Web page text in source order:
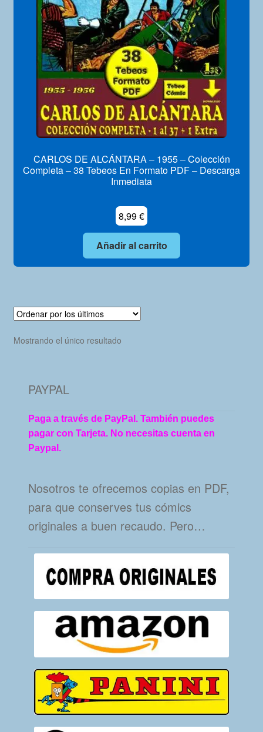
Mi Cuenta
CARLOS DE ALCÁNTARA – 1955 – Colección
Completa – 38 Tebeos En Formato PDF – Descarga
Inmediata
8,99€
Añadir al carrito
Mostrando el único resultado
PAYPAL
Paga a través de PayPal. También puedes
pagar con Tarjeta. No necesitas cuenta en
Paypal.
Nosotros te ofrecemos copias en PDF,
para que conserves tus cómics
originales a buen recaudo. Pero…